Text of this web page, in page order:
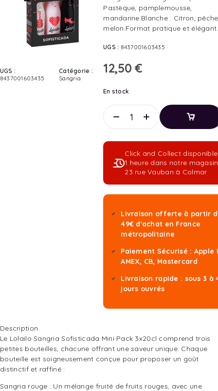
UGS :
8437001603435
Catégorie :
Sangria
Pastèque, pamplemousse,
mandarine.Blanche : Citron,
melon.Format pratique et élégant.
UGS : 8437001603435
12,50€
En stock
Panier
Ajouter
Au
Panier
Click and Collect
1 heure dans notre
23 rue Vauban à Colmar
Livraison offerte à partir
49€ d'achat en France
métropolitaine
Paiement Sécurisé : Apple
AMEX, CB, Mastercard
Livraison rapide : sous 3 à
jours ouvrés
Description
Le Lolailo Sangria Sofisticada Mini Pack 3x20cl comprend trois
petites bouteilles, chacune offrant une saveur unique. Chaque
bouteille est soigneusement conçue pour proposer un goût
distinctif et raffiné :
Sangria rouge : Un mélange fruité de fruits rouges, avec une